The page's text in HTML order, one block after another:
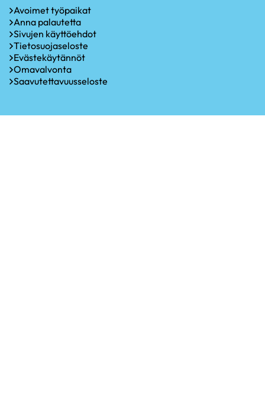
Avoimet työpaikat
Anna palautetta
Sivujen käyttöehdot
Tietosuojaseloste
Evästekäytännöt
Omavalvonta
Saavutettavuusseloste